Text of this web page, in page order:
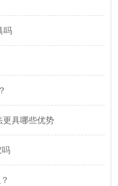
吗
更具哪些优势
吗